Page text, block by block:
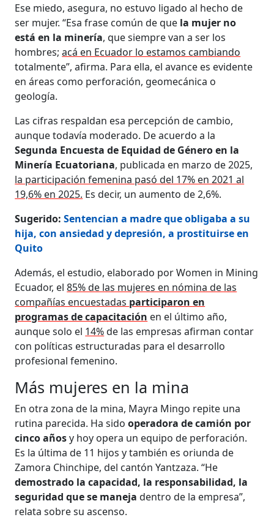
Ese miedo, asegura, no estuvo ligado al hecho de
ser mujer. “Esa frase común de que la mujer no
está en la minería, que siempre van a ser los
hombres;acá en Ecuador lo estamos cambiando
totalmente”, afirma. Para ella, el avance es evidente
en áreas como perforación, geomecánica o
geología.
Las cifras respaldan esa percepción de cambio,
aunque todavía moderado. De acuerdo a la
Segunda Encuesta de Equidad de Género en la
Minería Ecuatoriana, publicada en marzo de 2025,
la participación femenina pasó del 17% en 2021 al
19,6% en 2025. Es decir, un aumento de 2,6%.
Sugerido: Sentencian a madre que obligaba a su
hija, con ansiedad y depresión, a prostituirse en
Quito
Además, el estudio, elaborado por Women in Mining
Ecuador, el85% de las mujeres en nómina de las
compañías encuestadas participaron en
programas de capacitación en el último año,
aunque solo el 14%de las empresas afirman contar
con políticas estructuradas para el desarrollo
profesional femenino.
Más mujeres en la mina
En otra zona de la mina, Mayra Mingo repite una
rutina parecida. Ha sidooperadora de camión por
cinco añosy hoy opera un equipo de perforación.
Es la última de 11 hijos y también es oriunda de
Zamora Chinchipe, del cantón Yantzaza. “He
demostrado la capacidad, la responsabilidad, la
seguridad que se manejadentro de la empresa”,
relata sobre su ascenso.